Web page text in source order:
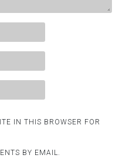
IN THIS BROWSER FOR
BY EMAIL.